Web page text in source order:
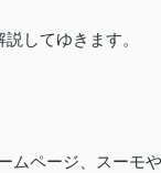
してゆきます。
ムページ、スーモ